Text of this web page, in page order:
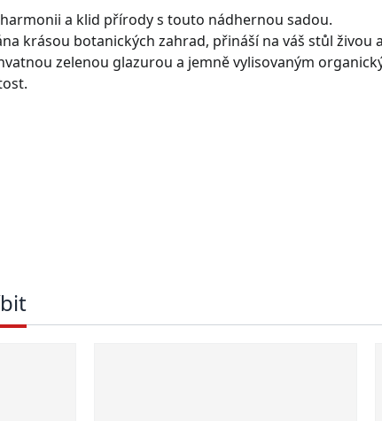
a klid přírody s touto nádhernou sadou.
krásou botanických zahrad, přináší na váš stůl živou
zelenou glazurou a jemně vylisovaným